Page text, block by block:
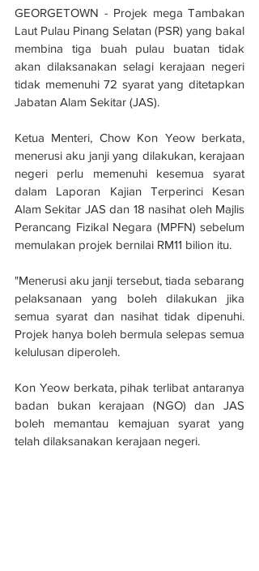
GEORGETOWN - Projek mega Tambakan
Laut Pulau Pinang Selatan (PSR) yang bakal
membina tiga buah pulau buatan tidak
akan dilaksanakan selagi kerajaan negeri
tidak memenuhi 72 syarat yang ditetapkan
Jabatan Alam Sekitar (JAS).
Ketua Menteri, Chow Kon Yeow berkata,
menerusi aku janji yang dilakukan, kerajaan
negeri perlu memenuhi kesemua syarat
dalam Laporan Kajian Terperinci Kesan
Alam Sekitar JAS dan 18 nasihat oleh Majlis
Perancang Fizikal Negara (MPFN) sebelum
memulakan projek bernilai RM11 bilion itu.
"Menerusi aku janji tersebut, tiada sebarang
pelaksanaan yang boleh dilakukan jika
semua syarat dan nasihat tidak dipenuhi.
Projek hanya boleh bermula selepas semua
kelulusan diperoleh.
Kon Yeow berkata, pihak terlibat antaranya
badan bukan kerajaan (NGO) dan JAS
boleh memantau kemajuan syarat yang
telah dilaksanakan kerajaan negeri.